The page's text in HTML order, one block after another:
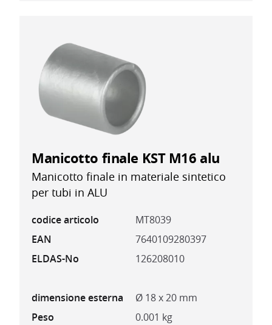
Manicotto finale KST M16 alu
Manicotto finale in materiale sintetico
per tubi in ALU
codice articolo
MT8039
EAN
7640109280397
ELDAS-No
126208010
dimensione esterna
Ø 18 x 20 mm
Peso
0.001 kg